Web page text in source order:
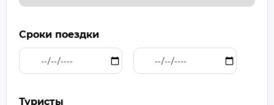
Сроки поездки
Туристы